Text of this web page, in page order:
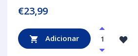
€23,99
Adicionar